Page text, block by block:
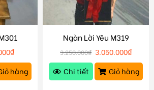
₫
hàng
Ngàn Lời Yêu M319
3.250.000₫ 3.050.000₫
Chi tiết
Giỏ hàng